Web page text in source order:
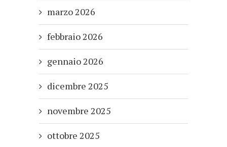
marzo 2026
febbraio 2026
gennaio 2026
dicembre 2025
novembre 2025
ottobre 2025